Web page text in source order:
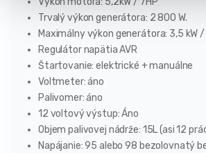
Trvalý výkon generátora: 2 800 W.
Maximálny výkon generátora: 3,5 kW /
Regulátor napätia AVR
Štartovanie: elektrické + manuálne
Voltmeter: áno
Palivomer: áno
12 voltový výstup: Áno
Objem palivovej nádrže: 15L (asi 12
Napájanie: 95 alebo 98 bezolovnatý